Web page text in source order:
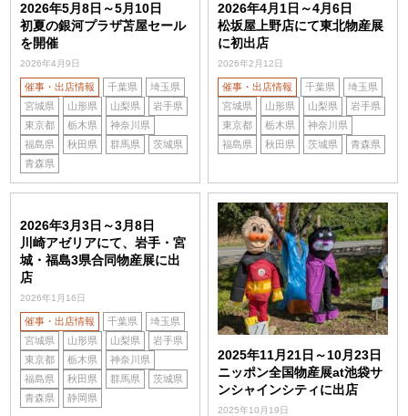
2026年5月8日～5月10日
初夏の銀河プラザ苫屋セール
を開催
2026年4月9日
催事・出店情報 千葉県
埼玉県
宮城県
山形県 山梨県
岩手県
東京都
栃木県
神奈川県
福島県
秋田県 群馬県
茨城県
青森県
2026年4月1日～4月6日
松坂屋上野店にて東北物産展
に初出店
2026年2月12日
催事・出店情報 千葉県
埼玉県
宮城県
山形県 山梨県
岩手県
東京都
栃木県
神奈川県
福島県
秋田県 茨城県 青森県
2026年3月3日～3月8日
川崎アゼリアにて、岩手・宮
城・福島3県合同物産展に出
店
2026年1月16日
催事・出店情報 千葉県
埼玉県
宮城県
山形県 山梨県
岩手県
東京都
栃木県
神奈川県
福島県
秋田県 群馬県
茨城県
青森県
静岡県
2025年11月21日～10月23日
ニッポン全国物産展at池袋サ
ンシャインシティに出店
2025年10月19日